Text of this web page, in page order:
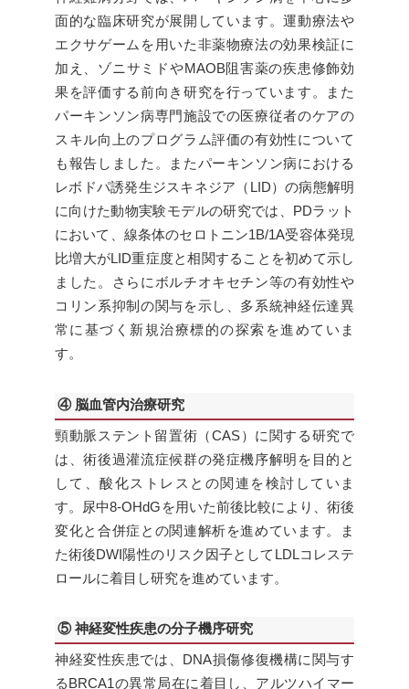
面的な臨床研究が展開しています。運動療法や
エクサゲームを用いた非薬物療法の効果検証に
加え、ゾニサミドやMAOB阻害薬の疾患修飾効
果を評価する前向き研究を行っています。また
パーキンソン病専門施設での医療従者のケアの
スキル向上のプログラム評価の有効性について
も報告しました。またパーキンソン病における
レボドパ誘発生ジスキネジア（LID）の病態解明
に向けた動物実験モデルの研究では、PDラット
において、線条体のセロトニン1B/1A受容体発現
比増大がLID重症度と相関することを初めて示し
ました。さらにボルチオキセチン等の有効性や
コリン系抑制の関与を示し、多系統神経伝達異
常に基づく新規治療標的の探索を進めていま
す。
④ 脳血管内治療研究
頸動脈ステント留置術（CAS）に関する研究で
は、術後過灌流症候群の発症機序解明を目的と
して、酸化ストレスとの関連を検討していま
す。尿中8-OHdGを用いた前後比較により、術後
変化と合併症との関連解析を進めています。ま
た術後DWI陽性のリスク因子としてLDLコレステ
ロールに着目し研究を進めています。
⑤ 神経変性疾患の分子機序研究
神経変性疾患では、DNA損傷修復機構に関与す
るBRCA1の異常局在に着目し、アルツハイマー